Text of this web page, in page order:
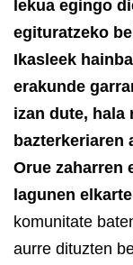
lekua egingo
egituratzeko
Ikasleek
erakunde
izan dute, hala
bazterkeriaren
Orue zaharren
lagunen
komunitate
aurre dituzten